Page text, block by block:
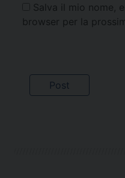
Salva il mio nome,
browser per la